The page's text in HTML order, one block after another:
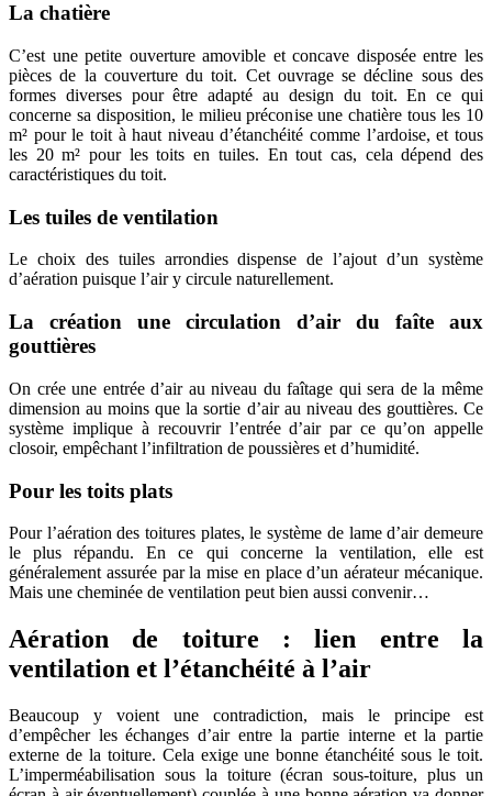
La chatière
C’est une petite ouverture amovible et concave disposée entre les
pièces de la couverture du toit. Cet ouvrage se décline sous des
formes diverses pour être adapté au design du toit. En ce qui
concerne sa disposition, le milieu préconise une chatière tous les 10
m² pour le toit à haut niveau d’étanchéité comme l’ardoise, et tous
les 20 m² pour les toits en tuiles. En tout cas, cela dépend des
caractéristiques du toit.
Les tuiles de ventilation
Le choix des tuiles arrondies dispense de l’ajout d’un système
d’aération puisque l’air y circule naturellement.
La création une circulation d’air du faîte aux
gouttières
On crée une entrée d’air au niveau du faîtage qui sera de la même
dimension au moins que la sortie d’air au niveau des gouttières. Ce
système implique à recouvrir l’entrée d’air par ce qu’on appelle
closoir, empêchant l’infiltration de poussières et d’humidité.
Pour les toits plats
Pour l’aération des toitures plates, le système de lame d’air demeure
le plus répandu. En ce qui concerne la ventilation, elle est
généralement assurée par la mise en place d’un aérateur mécanique.
Mais une cheminée de ventilation peut bien aussi convenir…
Aération de toiture : lien entre la
ventilation et l’étanchéité à l’air
Beaucoup y voient une contradiction, mais le principe est
d’empêcher les échanges d’air entre la partie interne et la partie
externe de la toiture. Cela exige une bonne étanchéité sous le toit.
L’imperméabilisation sous la toiture (écran sous-toiture, plus un